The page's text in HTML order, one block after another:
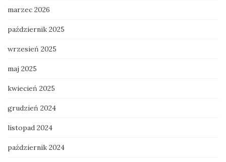
marzec 2026
październik 2025
wrzesień 2025
maj 2025
kwiecień 2025
grudzień 2024
listopad 2024
październik 2024